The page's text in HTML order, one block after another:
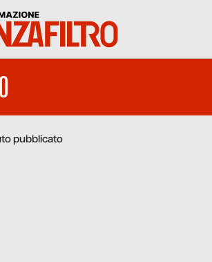
pubblicato